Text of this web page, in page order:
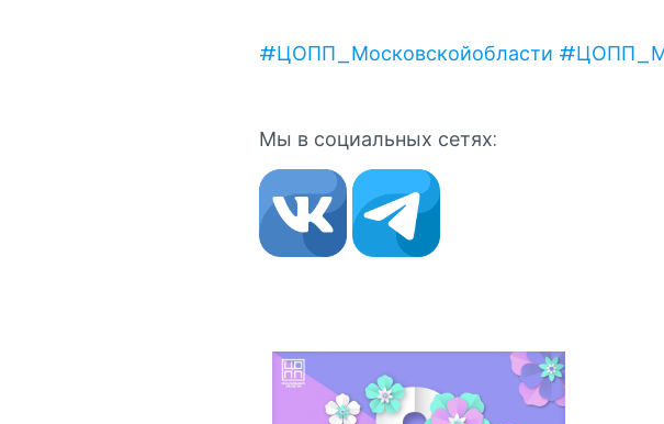
#ЦОПП_Московскойобласти
Мы в социальных сетях: